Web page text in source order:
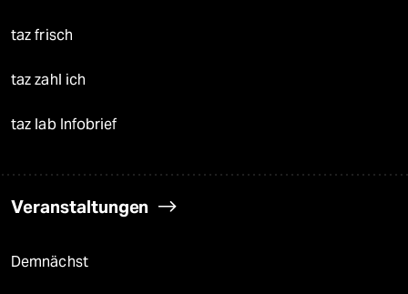
taz frisch
taz zahl ich
taz lab Infobrief
Veranstaltungen
Demnächst